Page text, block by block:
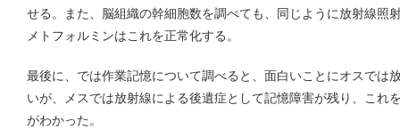
せる。また、脳組織の幹細胞数を調べても、同じように放射線照
メトフォルミンはこれを正常化する。
最後に、では作業記憶について調べると、面白いことにオスでは
いが、メスでは放射線による後遺症として記憶障害が残り、これ
がわかった。